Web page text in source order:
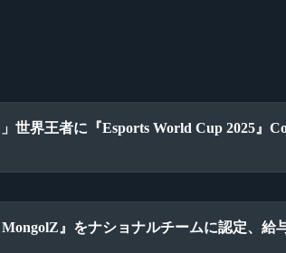
世界王者に『Esports World Cup 2025』
』をナショナルチームに認定、